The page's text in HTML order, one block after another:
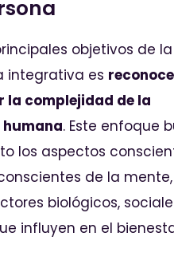
objetivos de la
integrativa es
la complejidad de la
. Este enfoque
los aspectos
de la
biológicos,
influyen en el